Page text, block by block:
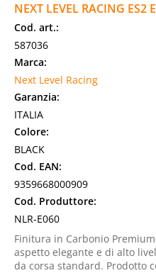
NEXT LEVEL RACING ES2
Cod. art.:
587036
Marca:
Next Level Racing
Garanzia:
ITALIA
Colore:
BLACK
Cod. EAN:
9359668000909
Cod. Produttore:
NLR-E060
Finitura in Carbonio
aspetto elegante e di alto
da corsa standard. Prodotto